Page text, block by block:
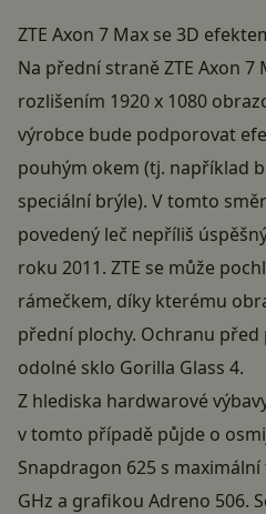
ZTE Axon 7 Max se 3D
Na přední straně ZTE Axon 7
rozlišením 1920 x 1080
výrobce bude podporovat
pouhým okem (tj. například
speciální brýle). V tomto
povedený leč nepříliš
roku 2011. ZTE se může
rámečkem, díky kterému
přední plochy. Ochranu
odolné sklo Gorilla Glass 4.
Z hlediska hardwarové
v tomto případě půjde o
Snapdragon 625 s
GHz a grafikou Adreno 506.